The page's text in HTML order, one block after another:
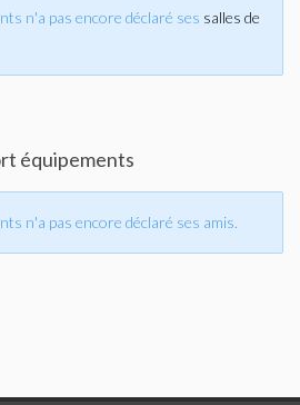
n'a pas encore déclaré ses salles de
équipements
n'a pas encore déclaré ses amis.